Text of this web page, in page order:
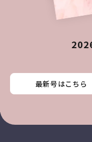
最新号はこちら
最新号はこちら
最新号はこちら
最新号はこちら